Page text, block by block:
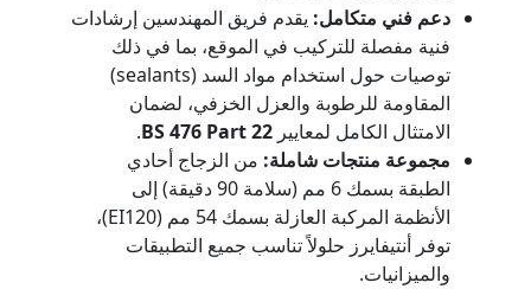
دعم فني متكامل: يقدم فريق المهندسين إرشادات
فنية مفصلة للتركيب في الموقع، بما في ذلك
توصيات حول استخدام مواد السد (sealants)
المقاومة للرطوبة والعزل الخزفي، لضمان
الامتثال الكامل لمعايير BS 476 Part 22
.
مجموعة منتجات شاملة: من الزجاج أحادي
الطبقة بسمك 6 مم (سلامة 90 دقيقة) إلى
الأنظمة المركبة العازلة بسمك 54 مم (EI120)،
توفر أنتيفايرز حلولاً تناسب جميع التطبيقات
والميزانيات.